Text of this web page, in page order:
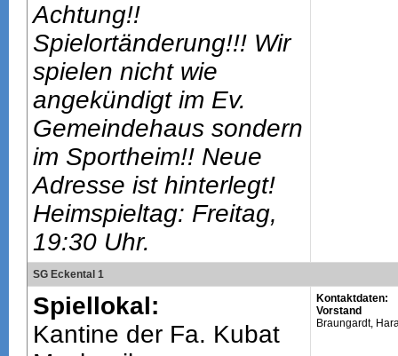
Achtung!!
Spielortänderung!!! Wir
spielen nicht wie
angekündigt im Ev.
Gemeindehaus sondern
im Sportheim!! Neue
Adresse ist hinterlegt!
Heimspieltag: Freitag,
19:30 Uhr.
SG Eckental 1
Spiellokal:
Kantine der Fa. Kubat
Kontaktdaten:
Vorstand
Braungardt,